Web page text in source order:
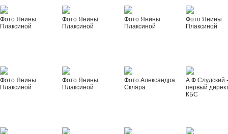
Фото Янины
Плаксиной
Фото Янины
Плаксиной
Фото Янины
Плаксиной
Фото Янины
Плаксиной
Фото Янины
Плаксиной
Фото Янины
Плаксиной
Фото Александра
Скляра
А.Ф Слудский
первый
КБС